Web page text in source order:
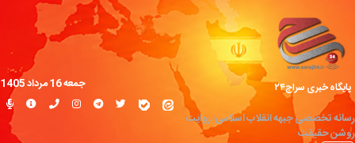
پایگاه خبری سراج۲۴
رسانه تخصصی جبهه انقلاب اسلامی؛ روایت
روشن حقیقت
جمعه 16 مرداد 1405